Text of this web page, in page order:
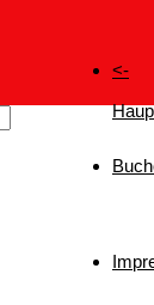
<-